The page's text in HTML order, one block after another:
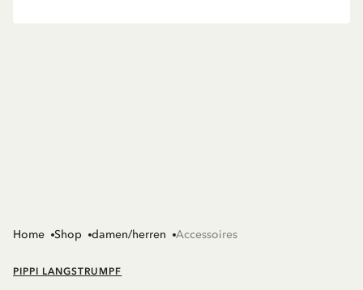
Home Shop damen/herren Accessoires
PIPPI LANGSTRUMPF